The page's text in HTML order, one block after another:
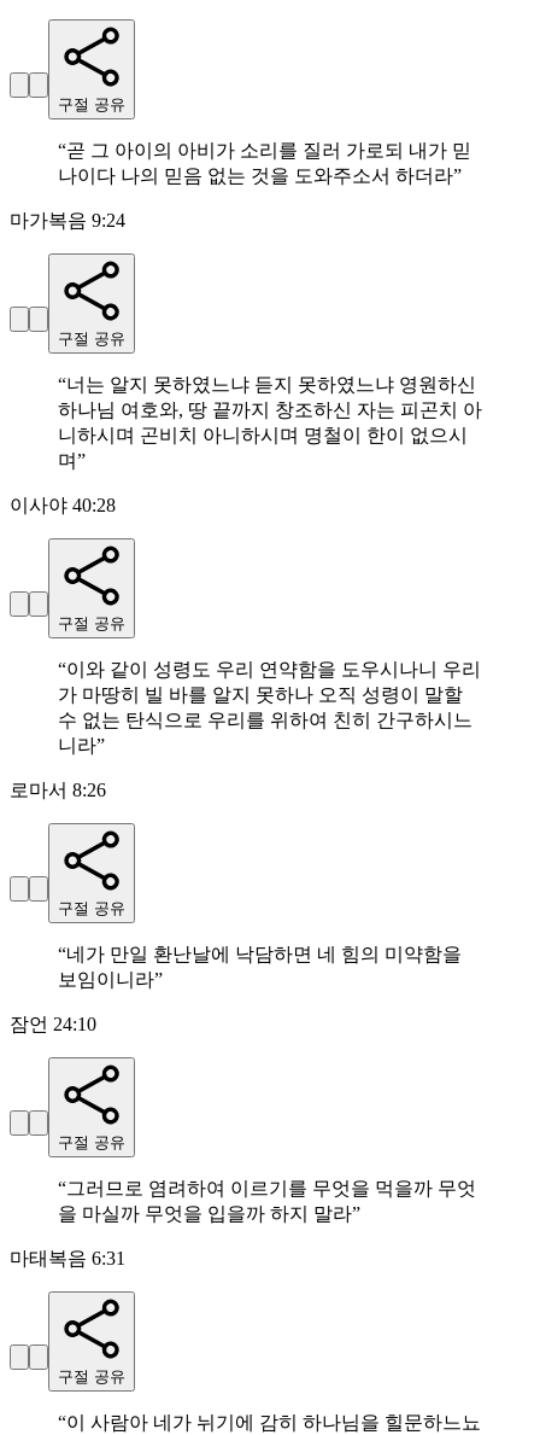
구절 공유
“곧 그 아이의 아비가 소리를 질러 가로되 내가 믿
나이다 나의 믿음 없는 것을 도와주소서 하더라”
마가복음 9:24
구절 공유
“너는 알지 못하였느냐 듣지 못하였느냐 영원하신
하나님 여호와, 땅 끝까지 창조하신 자는 피곤치 아
니하시며 곤비치 아니하시며 명철이 한이 없으시
며”
이사야 40:28
구절 공유
“이와 같이 성령도 우리 연약함을 도우시나니 우리
가 마땅히 빌 바를 알지 못하나 오직 성령이 말할
수 없는 탄식으로 우리를 위하여 친히 간구하시느
니라”
로마서 8:26
구절 공유
“네가 만일 환난날에 낙담하면 네 힘의 미약함을
보임이니라”
잠언 24:10
구절 공유
“그러므로 염려하여 이르기를 무엇을 먹을까 무엇
을 마실까 무엇을 입을까 하지 말라”
마태복음 6:31
구절 공유
“이 사람아 네가 뉘기에 감히 하나님을 힐문하느뇨